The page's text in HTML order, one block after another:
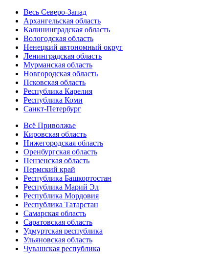
Весь Северо-Запад
Архангельская область
Калининградская область
Вологодская область
Ненецкий автономный округ
Ленинградская область
Мурманская область
Новгородская область
Псковская область
Республика Карелия
Республика Коми
Санкт-Петербург
Всё Приволжье
Кировская область
Нижегородская область
Оренбургская область
Пензенская область
Пермский край
Республика Башкортостан
Республика Марий Эл
Республика Мордовия
Республика Татарстан
Самарская область
Саратовская область
Удмуртская республика
Ульяновская область
Чувашская республика